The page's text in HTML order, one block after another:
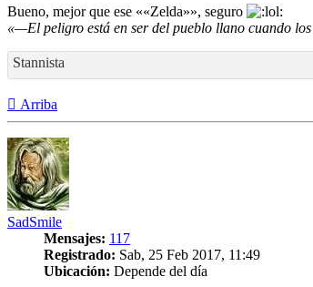
Bueno, mejor que ese ««Zelda»», seguro
«—El peligro está en ser del pueblo llano cuando
Stannista
Arriba
SadSmile
Mensajes: 117
Registrado: Sab, 25 Feb 2017, 11:49
Ubicación: Depende del día